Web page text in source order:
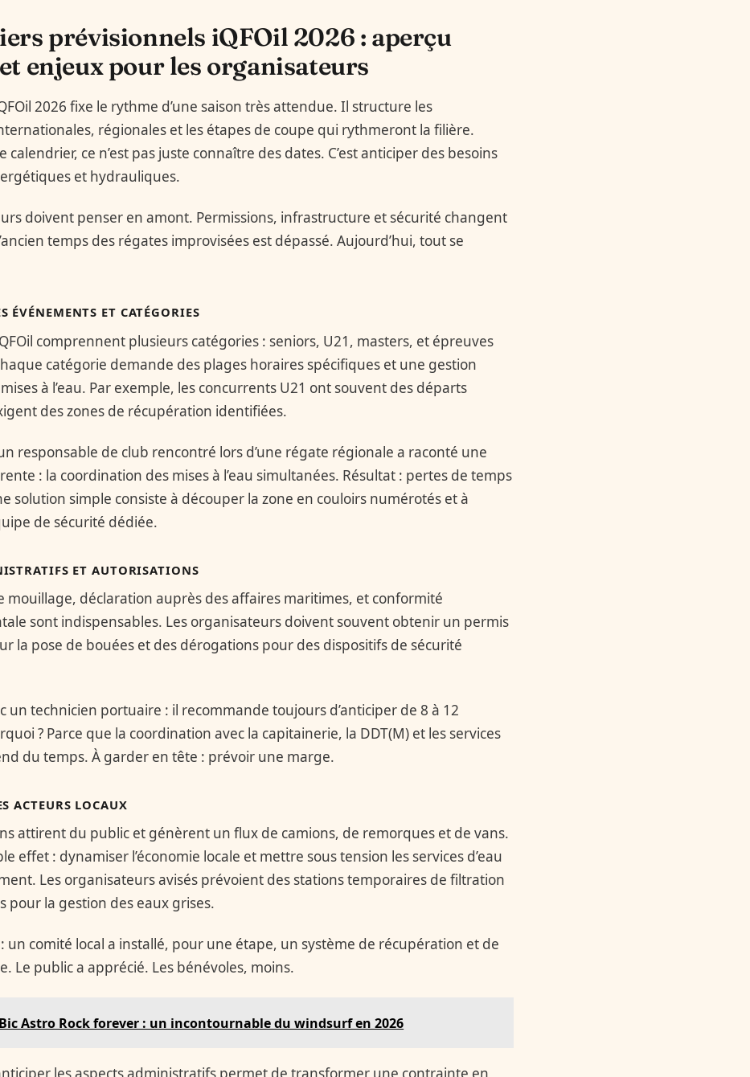
prévisionnels iQFOil 2026 : aperçu
enjeux pour les organisateurs
2026 fixe le rythme d’une saison très attendue. Il structure les
régionales et les étapes de coupe qui rythmeront la filière.
calendrier, ce n’est pas juste connaître des dates. C’est anticiper des besoins
et hydrauliques.
doivent penser en amont. Permissions, infrastructure et sécurité changent
temps des régates improvisées est dépassé. Aujourd’hui, tout se
ÉVÉNEMENTS ET CATÉGORIES
comprennent plusieurs catégories : seniors, U21, masters, et épreuves
catégorie demande des plages horaires spécifiques et une gestion
à l’eau. Par exemple, les concurrents U21 ont souvent des départs
des zones de récupération identifiées.
responsable de club rencontré lors d’une régate régionale a raconté une
: la coordination des mises à l’eau simultanées. Résultat : pertes de temps
solution simple consiste à découper la zone en couloirs numérotés et à
de sécurité dédiée.
ET AUTORISATIONS
mouillage, déclaration auprès des affaires maritimes, et conformité
sont indispensables. Les organisateurs doivent souvent obtenir un permis
la pose de bouées et des dérogations pour des dispositifs de sécurité
un technicien portuaire : il recommande toujours d’anticiper de 8 à 12
? Parce que la coordination avec la capitainerie, la DDT(M) et les services
du temps. À garder en tête : prévoir une marge.
ACTEURS LOCAUX
attirent du public et génèrent un flux de camions, de remorques et de vans.
effet : dynamiser l’économie locale et mettre sous tension les services d’eau
Les organisateurs avisés prévoient des stations temporaires de filtration
pour la gestion des eaux grises.
un comité local a installé, pour une étape, un système de récupération et de
Le public a apprécié. Les bénévoles, moins.
Bic Astro Rock forever : un incontournable du windsurf en 2026